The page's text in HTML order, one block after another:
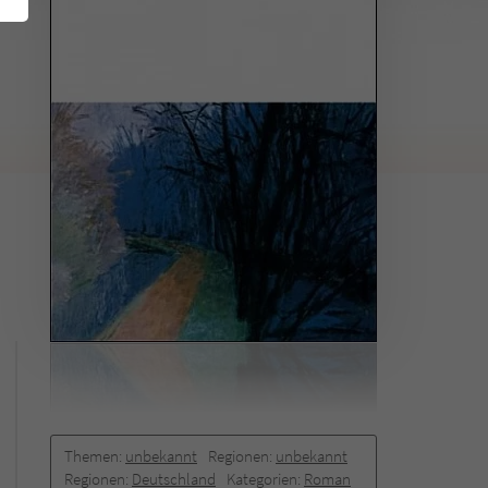
Themen: unbekannt Regionen: unbekannt
Regionen: Deutschland Kategorien: Roman